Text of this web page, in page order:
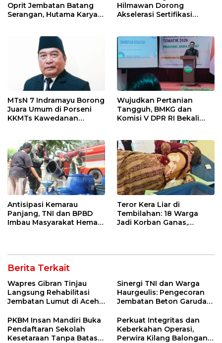
Oprit Jembatan Batang
Serangan, Hutama Karya
Hilmawan Dorong
Akselerasi Sertifikasi
Indramayu
MTsN 7 Indramayu Borong
Juara Umum di Porseni
KKMTs Kawedanan
Wujudkan Pertanian
Tangguh, BMKG dan
Komisi V DPR RI Bekali
Antisipasi Kemarau
Panjang, TNI dan BPBD
Imbau Masyarakat Hemat
Teror Kera Liar di
Tembilahan: 18 Warga
Jadi Korban Ganas,
Berita Terkait
Wapres Gibran Tinjau
Langsung Rehabilitasi
Jembatan Lumut di Aceh
Konektivitas Pulih Cepat
Sinergi TNI dan Warga
Haurgeulis: Pengecoran
Jembatan Beton Garuda
PKBM Insan Mandiri Buka
Pendaftaran Sekolah
Kesetaraan Tanpa Batas
Perkuat Integritas dan
Keberkahan Operasi,
Perwira Kilang Balongan